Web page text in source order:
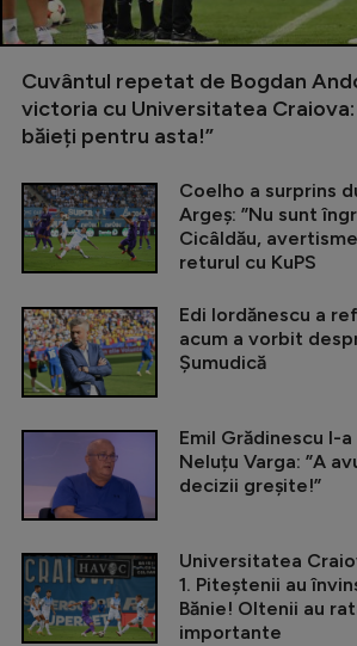
Cuvântul repetat de Bogdan
victoria cu Universitatea
băieți pentru asta!”
Coelho a surprins
Argeș: ”Nu sunt
Cicâldău,
returul cu KuPS
Edi Iordănescu a
acum a vorbit
Șumudică
Emil Grădinescu l-
Neluțu Varga: ”A
decizii greșite!”
Universitatea
1. Piteștenii au
Bănie! Oltenii au
importante